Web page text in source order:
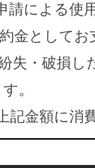
請による使
金として
失・破損し
。
記金額に消